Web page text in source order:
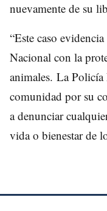
nuevamente de su
“Este caso
Nacional con la
animales. La Policía
comunidad por su
a denunciar
vida o bienestar de